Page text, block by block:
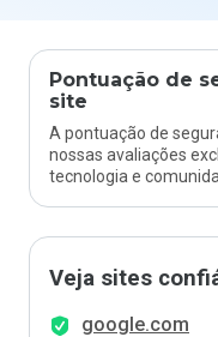
Pontuação de
site
A pontuação de
nossas avaliações
tecnologia e
Veja sites
google.com